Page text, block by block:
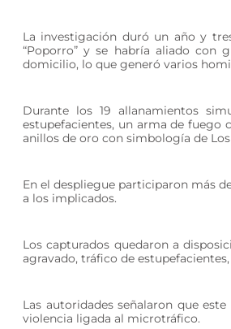
La investigación duró un año y
“Poporro” y se habría aliado con
domicilio, lo que generó varios
Durante los 19 allanamientos
estupefacientes, un arma de fuego
anillos de oro con simbología de
En el despliegue participaron más
a los implicados.
Los capturados quedaron a
agravado, tráfico de
Las autoridades señalaron que
violencia ligada al microtráfico.